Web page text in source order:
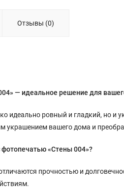
Отзывы (0)
— идеальное решение для
идеально ровный и гладкий, но
украшением вашего дома и
«Стены 004»?
прочностью и